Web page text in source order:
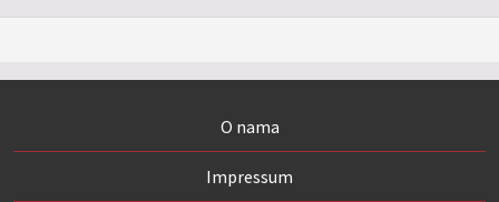
O nama
Impressum